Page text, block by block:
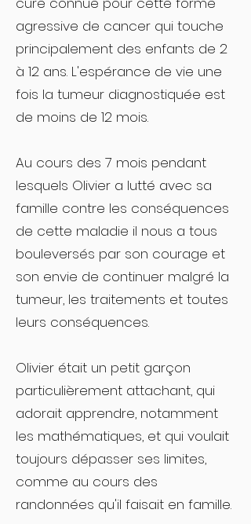
agressive de cancer qui touche
principalement des enfants de 2
à 12 ans. L'espérance de vie une
fois la tumeur diagnostiquée est
de moins de 12 mois.
Au cours des 7 mois pendant
lesquels Olivier a lutté avec sa
famille contre les conséquences
de cette maladie il nous a tous
bouleversés par son courage et
son envie de continuer malgré la
tumeur, les traitements et toutes
leurs conséquences.
Olivier était un petit garçon
particulièrement attachant, qui
adorait apprendre, notamment
les mathématiques, et qui voulait
toujours dépasser ses limites,
comme au cours des
randonnées qu'il faisait en famille.